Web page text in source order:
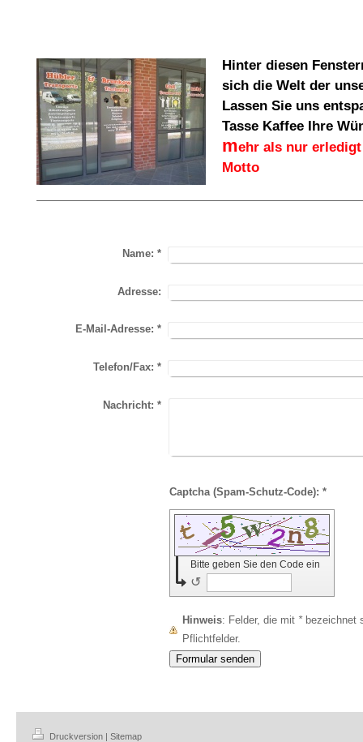
Hinter diesen
sich die Welt der
Lassen Sie uns
Tasse Kaffee Ihre
mehr als nur
Motto
Name: *
Adresse:
E-Mail-Adresse: *
Telefon/Fax: *
Nachricht: *
Captcha (Spam-Schutz-Code): *
Bitte geben Sie den Code ein
↺
Hinweis : Felder, die mit *bezeichnet
Pflichtfelder.
Druckversion | Sitemap